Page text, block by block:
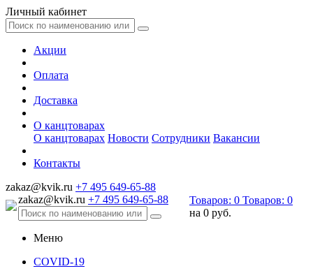
Личный кабинет
Акции
Оплата
Доставка
О канцтоварах
О канцтоварах Новости Сотрудники Вакансии
Контакты
zakaz@kvik.ru +7 495 649-65-88
zakaz@kvik.ru +7 495 649-65-88 Товаров: 0 Товаров: 0
на 0 руб.
Меню
COVID-19